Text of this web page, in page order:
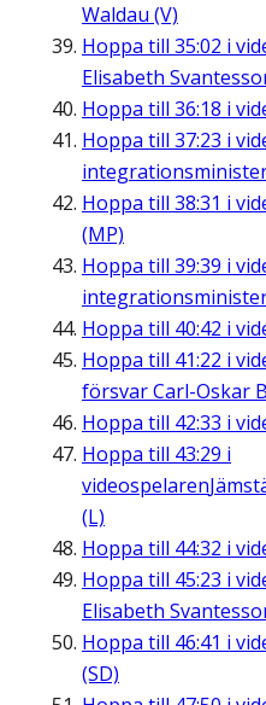
Waldau (V)
Hoppa till 35:02 i
Elisabeth
Hoppa till 36:18 i
Hoppa till 37:23 i
Hoppa till 38:31 i
(MP)
Hoppa till 39:39 i
Hoppa till 40:42 i
Hoppa till 41:22 i
försvar Carl-Oskar
Hoppa till 42:33 i
Hoppa till 43:29 i
videospelaren
(L)
Hoppa till 44:32 i
Hoppa till 45:23 i
Elisabeth
Hoppa till 46:41 i
(SD)